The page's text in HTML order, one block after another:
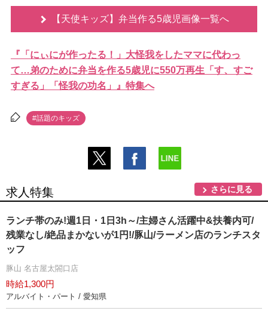
【天使キッズ】弁当作る5歳児画像一覧へ
『「にぃにが作ったる！」大怪我をしたママに代わっ
て…弟のために弁当を作る5歳児に550万再生「す、すご
すぎる」「怪我の功名」』特集へ
#話題のキッズ
求人特集 さらに見る
ランチ帯のみ!週1日・1日3h～/主婦さん活躍中&扶養内可/
残業なし/絶品まかないが1円!/豚山/ラーメン店のランチスタ
ッフ
豚山 名古屋太閤口店
時給1,300円
アルバイト・パート / 愛知県